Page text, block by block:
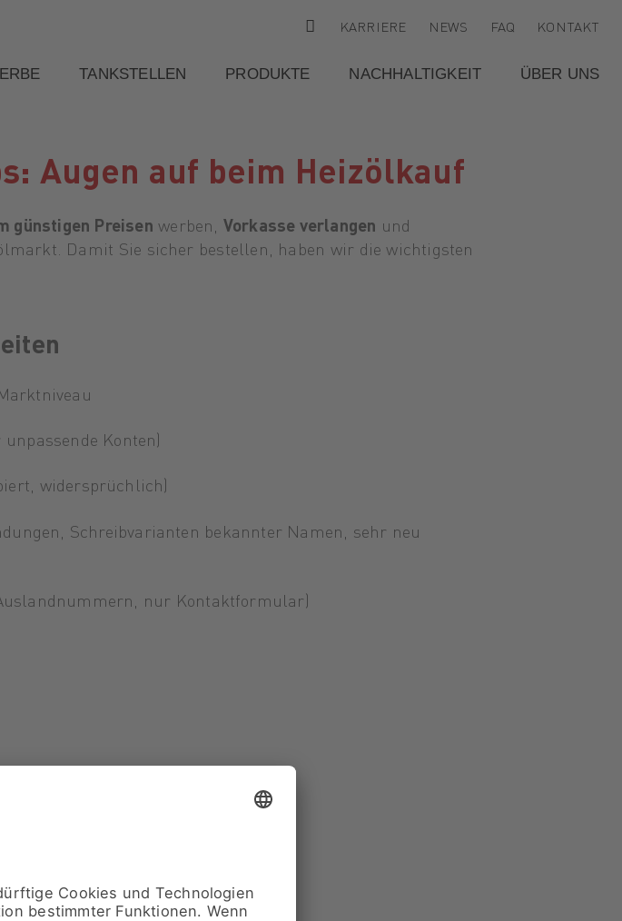
TANKSTELLEN PRODUKTE NACHHALTIGKEIT ÜBER UNS
KARRIERE NEWS FAQ KONTAKT
Augen auf beim Heizölkauf
günstigen Preisen werben, Vorkasse verlangen und
Damit Sie sicher bestellen, haben wir die wichtigsten
Konten)
widersprüchlich)
Schreibvarianten bekannter Namen, sehr neu
nur Kontaktformular)
Anbietern